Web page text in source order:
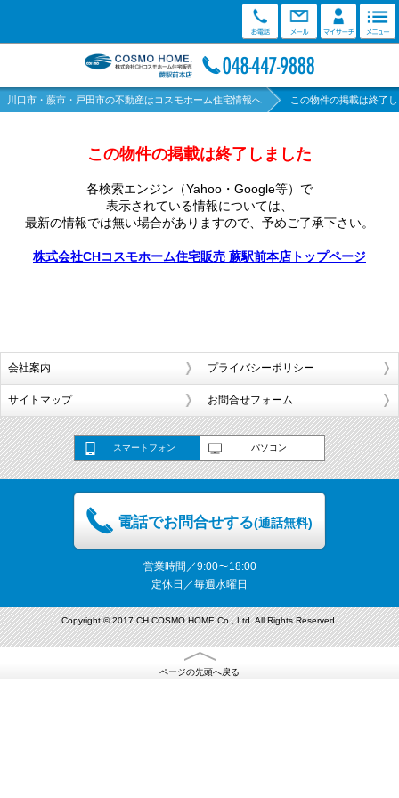
川口市・蕨市・戸田市の不動産はコスモホーム住宅情報へ この物件の掲載は終了
この物件の掲載は終了しました
各検索エンジン（Yahoo・Google等）で
表示されている情報については、
最新の情報では無い場合がありますので、 予めご了承下さい。
株式会社CHコスモホーム住宅販売 蕨駅前本店トップページ
会社案内 プライバシーポリシー
サイトマップ お問合せフォーム
スマートフォン パソコン
電話でお問合せする(通話無料)
営業時間／9:00〜18:00
定休日／毎週水曜日
Copyright © 2017 CH COSMO HOME Co., Ltd. All Rights Reserved.
ページの先頭へ戻る